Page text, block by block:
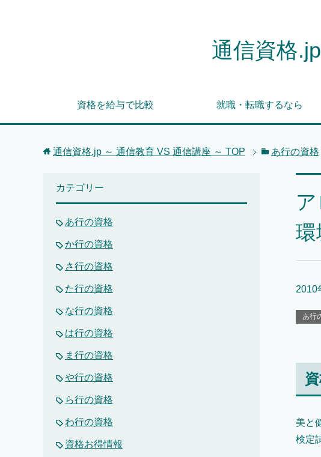
通信資格
資格を給与で比較 就職・転職するなら
通信資格.jp ～ 通信教育 VS 通信講座 ～ TOP あ行の資格
環
2010
あ行
美と
検定
カテゴリー
あ行の資格
か行の資格
さ行の資格
た行の資格
な行の資格
は行の資格
ま行の資格
や行の資格
ら行の資格
わ行の資格
資格お得情報